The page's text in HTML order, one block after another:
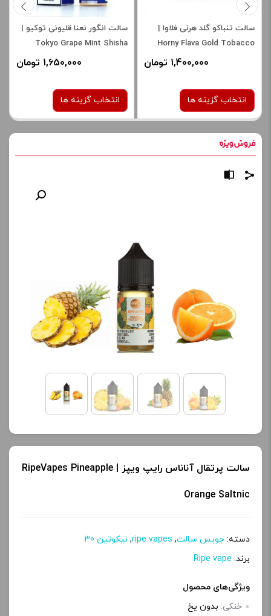
سالت تنباکو گلد هرنی فلاوا |
Horny Flava Gold Tobacco
1,400,000 تومان
انتخاب گزینه ها
نیکوتین:
محصول را از کادر بالا انتخاب
آخرین بروزرسانی
تمامی قیمت ها بروز
ی
سالت انگور نعنا قلیونی توکیو |
Tokyo Grape Mint Shisha
1,650,000 تومان
انتخاب گزینه ها
محصول را از کادر بالا انتخاب
آخرین بروزرسانی
قیمت: 13 ساعت پیش
تمامی قیمت ها بروز
هستند.
+
افزودن به سبد خرید
سالت پرتقال آناناس رایپ ویپز | RipeVapes Pineapple
Orange Saltnic
دسته: جویس سالت,
ripe vapes
, نیکوتین 30
برند: Ripe vape
ویژگی‌های محصول
خنکی: بدون یخ